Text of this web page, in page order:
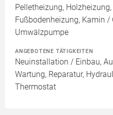
Pelletheizung, Holzheizung,
Fußbodenheizung, Kamin /
Umwälzpumpe
ANGEBOTENE TÄTIGKEITEN
Neuinstallation / Einbau,
Wartung, Reparatur,
Thermostat